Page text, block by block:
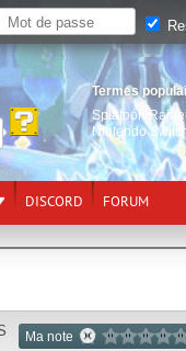
Termes
Splatoon
Nintendo
DISCORD FORUM
Ma note